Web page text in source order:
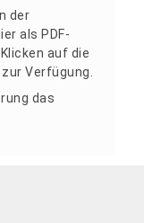
der
als PDF-
auf die
Verfügung.
das